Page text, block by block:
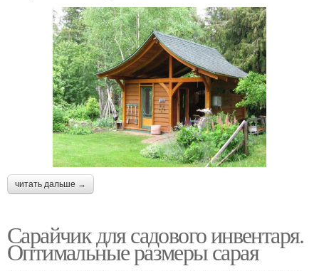
читать дальше →
Сарайчик для садового инвентаря.
Оптимальные размеры сарая